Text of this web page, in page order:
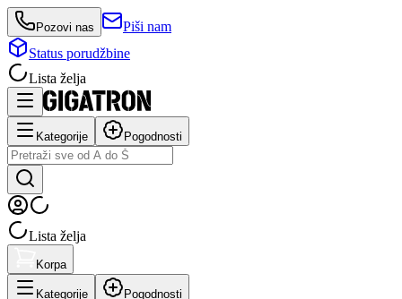
Pozovi nas
Piši nam
Status porudžbine
Lista želja
Kategorije Pogodnosti
Lista želja
Korpa
Kategorije Pogodnosti